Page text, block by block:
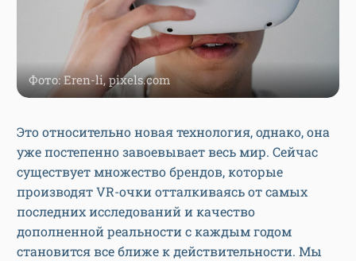
Фото: Eren-li, pixels.com
Это относительно новая технология, однако, она
уже постепенно завоевывает весь мир. Сейчас
существует множество брендов, которые
производят VR-очки отталкиваясь от самых
последних исследований и качество
дополненной реальности с каждым годом
становится все ближе к действительности. Мы